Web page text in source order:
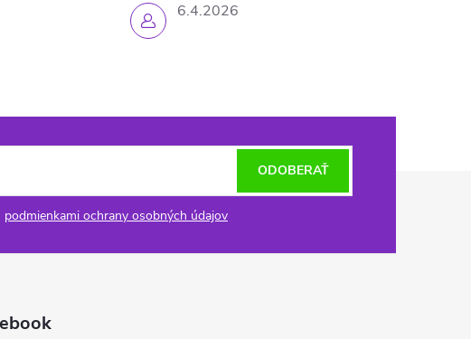
6.4.2026
podmienkami ochrany osobných údajov
ODOBERAŤ